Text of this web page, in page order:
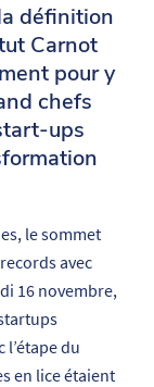
définition
Carnot
pour y
chefs
ups
le sommet
recordsavec
16 novembre,
l’étapedu
en liceétaient